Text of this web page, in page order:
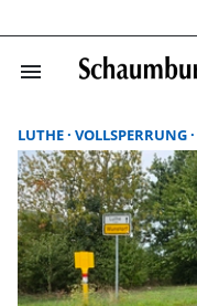
menu
LUTHE VOLLSPERRUNG